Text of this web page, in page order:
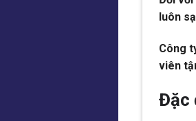
luôn
Công
viên
Đặc